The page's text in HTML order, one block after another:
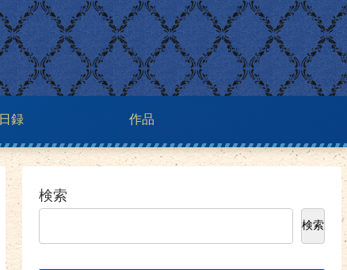
日録 作品
検索
検索